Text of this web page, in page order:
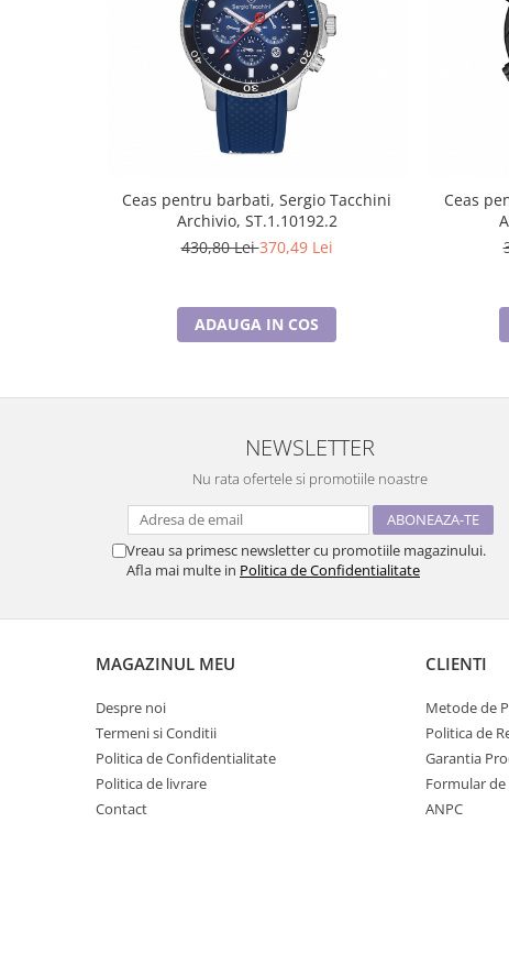
Ceas pentru barbati, Sergio Tacchini
Archivio, ST.1.10192.2
430,80 Lei370,49 Lei
ADAUGA IN COS
Ceas
NEWSLETTER
Nu rata ofertele si promotiile noastre
Vreau sa primesc newsletter cu promotiile magazinului.
Afla mai multe in Politica de Confidentialitate
MAGAZINUL MEU
Despre noi
Termeni si Conditii
Politica de Confidentialitate
Politica de livrare
Contact
CLIENTI
Metode de
Politica de
Garantia
Formular
ANPC